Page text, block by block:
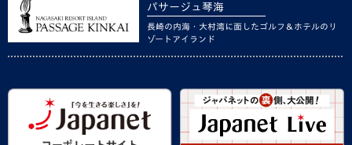
パサージュ琴海
長崎の内海・大村湾に面したゴルフ＆ホテルのリ
ゾートアイランド